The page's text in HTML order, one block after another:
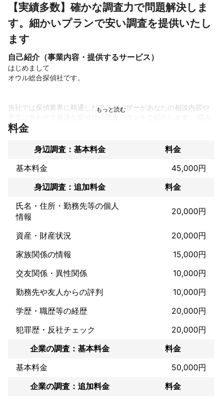
【実績多数】確かな調査力で問題解決しま
す。細かいプランで安い調査を提供いたし
ます
自己紹介（事業内容・提供するサービス）
はじめまして
オウル総合探偵社です。
当社では探偵業界に精通したアドバイザーがあなたの相談内容や
相談や些細な疑問まで依頼者の悩みに適正価格で寄り添います。
パートナーの金遣いが普通じゃない…本当は何の仕事をしている
1人暮らしをして通学している息子・娘の様子がどうもおかしい…
知人にお金を貸したのに、返ってこない･･･返すあてはあるのか、
生活の状況を確認したい！
りたいなど
たい！
相手にバレずに、浮気相手と別れさせたい！
きちっと証拠を掴んで、彼に懺悔させたい！
別れたくないけど、きちんとパートナーからも不倫相手からも慰
謝料はもらいたい！
やっぱり許せない！離婚の慰謝料をとるためのたくさんの証拠が
ほしい！などです。
妻、旦那の素行調査においては、不倫や浮気などの場合はホテル
料金
身辺調査：基本料金
料金
基本料金
45,000円
身辺調査：追加料金
料金
氏名・住所・勤務先等の個人
情報
20,000円
資産・財産状況
20,000円
家族関係の情報
15,000円
交友関係・異性関係
10,000円
勤務先や友人からの評判
10,000円
学歴・職歴等の経歴
20,000円
犯罪歴・反社チェック
20,000円
企業の調査：基本料金
料金
基本料金
50,000円
企業の調査：追加料金
料金